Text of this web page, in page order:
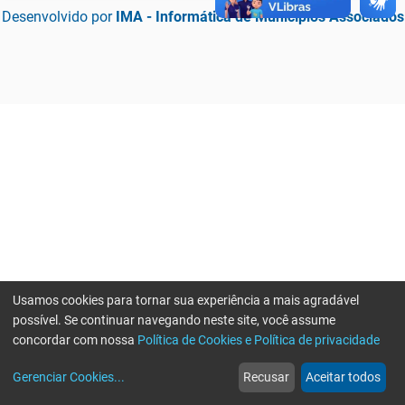
Desenvolvido por IMA - Informática de Municípios Associados
web
Notícias
more_horiz
Mais
Usamos cookies para tornar sua experiência a mais agradável
possível. Se continuar navegando neste site, você assume
concordar com nossa Política de Cookies e Política de privacidade
Gerenciar Cookies... Recusar Aceitar todos
Erro ao enviar informações, por favor tente novamente